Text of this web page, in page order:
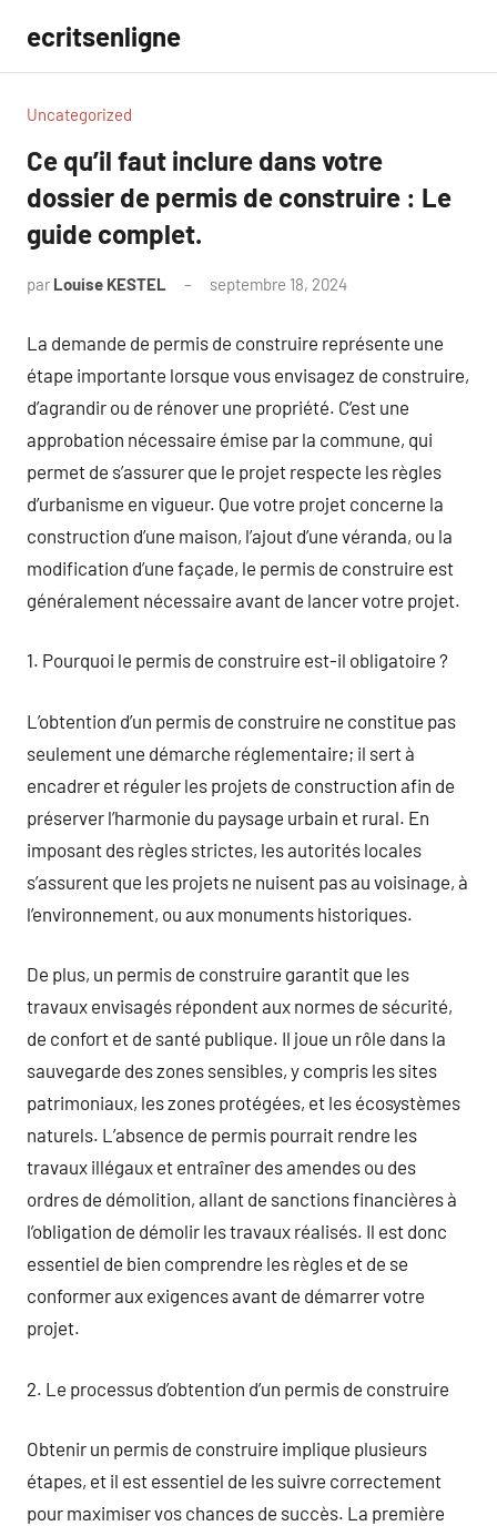
contenu
ecritsenligne
Uncategorized
Ce qu’il faut inclure dans votre
dossier de permis de construire : Le
guide complet.
par Louise KESTEL septembre 18, 2024
La demande de permis de construire représente une
étape importante lorsque vous envisagez de construire,
d’agrandir ou de rénover une propriété. C’est une
approbation nécessaire émise par la commune, qui
permet de s’assurer que le projet respecte les règles
d’urbanisme en vigueur. Que votre projet concerne la
construction d’une maison, l’ajout d’une véranda, ou la
modification d’une façade, le permis de construire est
généralement nécessaire avant de lancer votre projet.
1. Pourquoi le permis de construire est-il obligatoire ?
L’obtention d’un permis de construire ne constitue pas
seulement une démarche réglementaire; il sert à
encadrer et réguler les projets de construction afin de
préserver l’harmonie du paysage urbain et rural. En
imposant des règles strictes, les autorités locales
s’assurent que les projets ne nuisent pas au voisinage, à
l’environnement, ou aux monuments historiques.
De plus, un permis de construire garantit que les
travaux envisagés répondent aux normes de sécurité,
de confort et de santé publique. Il joue un rôle dans la
sauvegarde des zones sensibles, y compris les sites
patrimoniaux, les zones protégées, et les écosystèmes
naturels. L’absence de permis pourrait rendre les
travaux illégaux et entraîner des amendes ou des
ordres de démolition, allant de sanctions financières à
l’obligation de démolir les travaux réalisés. Il est donc
essentiel de bien comprendre les règles et de se
conformer aux exigences avant de démarrer votre
projet.
2. Le processus d’obtention d’un permis de construire
Obtenir un permis de construire implique plusieurs
étapes, et il est essentiel de les suivre correctement
pour maximiser vos chances de succès. La première